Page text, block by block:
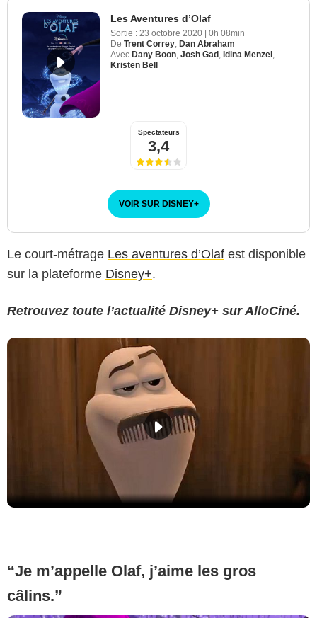
Les Aventures d’Olaf
Sortie : 23 octobre 2020 | 0h 08min
De Trent Correy Dan Abraham
Avec Dany Boon Josh Gad Idina Menzel
Kristen Bell
Spectateurs
3,4
VOIR SUR DISNEY+
Le court-métrage Les aventures d’Olaf est disponible
sur la plateforme Disney+.
Retrouvez toute l’actualité Disney+ sur AlloCiné.
“Je m’appelle Olaf, j’aime les gros
câlins.”